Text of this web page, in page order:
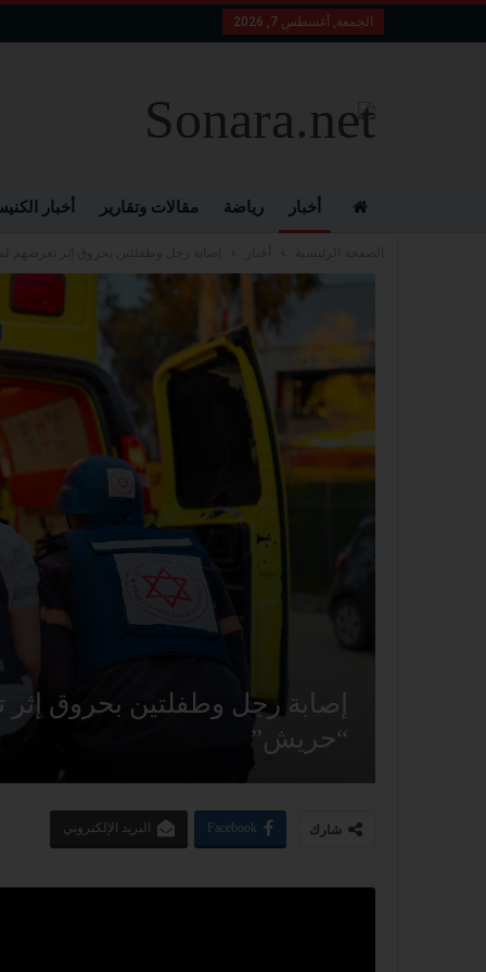
الجمعة, أغسطس 7, 2026
أخبار رياضة مقالات وتقارير أخبار
إصابة رجل وطفلتين بحروق
“حريش”
شارك Facebook البريد الإلكتروني